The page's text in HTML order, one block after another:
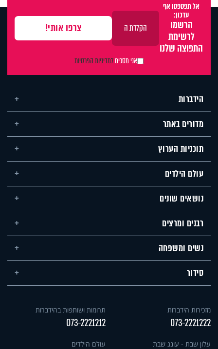
אל תפספסו אף
עדכון:
הרשמו
לרשימת
התפוצה שלנו
אני מסכיםלמדיניות הפרטיות
הידברות
מדורים באתר
תוכניות הערוץ
עולם הילדים
נושאים שונים
רבנים ומרצים
נשים ומשפחה
סידור
מזכירות הידברות
073-2221222
תרומות ושותפות בהידברות
073-2221212
עלון שבת - עונג שבת עולם הילדים